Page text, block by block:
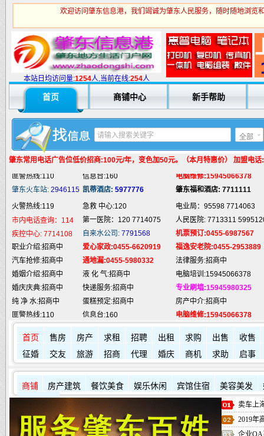
欢迎访问肇东信息港，我们竭诚为肇东人民服务，随时随地浏览
本站日均访问量:1254人,当前在线:254人
首页 商铺中心 新手帮助
全部
肇东常用电话广告位低价招商:100元/年，变色加50元。（本月特惠价） 加盟电
火警热线:119 急救 中心:120
电业局：95598 7714063
市内电话查询：114
第一医院：120 7714075
人民医院: 7713311
疾控中心:7714108 自来水公司:7791568
机票预订:0455-6987567
职业介绍:招商中
爱心家政:0455-6620919
福逸安老院:0455-2953889
汽车抢修:招商中
通地漏:0455-5980332
法律服务:招商中
婚姻介绍:招商中
液 化 气:招商中
电脑培训:15945066378
婚庆庆典:招商中
快递服务:招商中
专业刷墙:15945980325
纯 净 水:招商中
蛋糕预定:招商中
房产中介:招商中
匪警热线:110
信息台:160
电脑维修:15945066378
肇东火车站:2946115 凯蒂酒店:5977776
肇东福和酒店: 7711111
火警热线:119
急救 中心:120
电业局：95598 7714063
市内电话查询：114
第一医院：120 7714075
人民医院: 7713311
疾控中心:7714108 自来水公司:7791568
机票预订:0455-6987567
职业介绍:招商中
爱心家政:0455-6620919
福逸安老院:0455-2953889
汽车抢修:招商中
通地漏:0455-5980332
法律服务:招商中
婚姻介绍:招商中
液 化 气:招商中
电脑培训:15945066378
婚庆庆典:招商中
快递服务:招商中
专业刷墙:15945980325
纯 净 水:招商中
蛋糕预定:招商中
房产中介:招商中
匪警热线:110
信息台:160
电脑维修:15945066378
肇东火车站:2946115 凯蒂酒店:5977776 肇东福和酒店: 7711111
首页 售房 房产 求租 招聘 出租 求购 出售
收售
征婚
交友 旅游 招商 代理 婚庆 商机 求助 启事
商铺 房产建筑 餐饮美食 娱乐休闲 宾馆住宿 美容美发
卖车上
2019年
企业OA